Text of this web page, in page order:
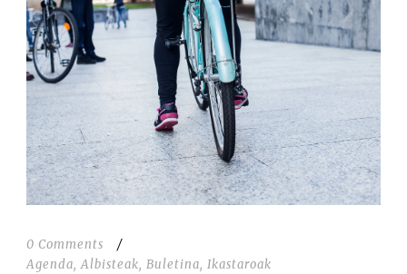
0 Comments
/
Agenda, Albisteak, Buletina, Ikastaroak